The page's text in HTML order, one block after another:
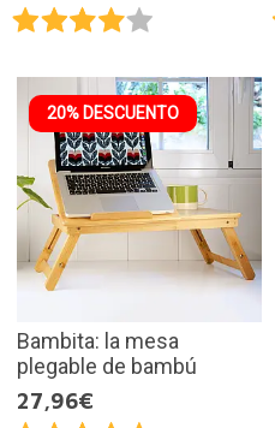
20% DESCUENTO
Bambita: la mesa
plegable de bambú
27,96€